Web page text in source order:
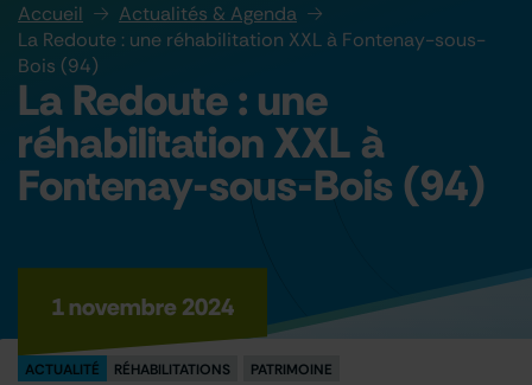
Accueil
Actualités & Agenda
La Redoute : une réhabilitation XXL à Fontenay-sous-
Bois (94)
La Redoute : une
réhabilitation XXL à
Fontenay-sous-Bois (94)
1 novembre 2024
ACTUALITÉ RÉHABILITATIONS PATRIMOINE